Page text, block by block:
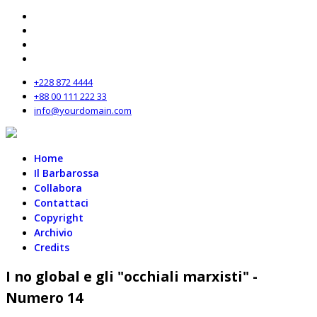
+228 872 4444
+88 00 111 222 33
info@yourdomain.com
Home
Il Barbarossa
Collabora
Contattaci
Copyright
Archivio
Credits
I no global e gli "occhiali marxisti" -
Numero 14